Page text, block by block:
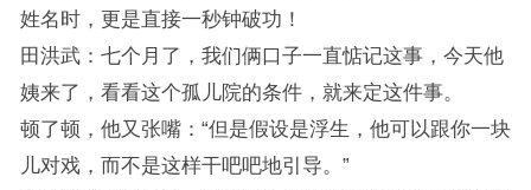
姓名时，更是直接一秒钟破功！
田洪武：七个月了，我们俩口子一直惦记这事，今天他
姨来了，看看这个孤儿院的条件，就来定这件事。
顿了顿，他又张嘴：“但是假设是浮生，他可以跟你一块
儿对戏，而不是这样干吧吧地引导。”